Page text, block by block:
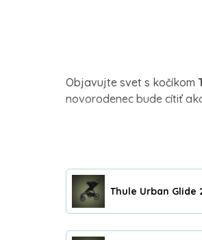
Objavujte svet s kočíkom
novorodenec bude cítiť
Thule Urban Glide